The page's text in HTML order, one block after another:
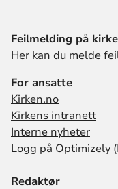
Feilmelding på
Her kan du melde
For ansatte
Kirken.no
Kirkens intranett
Interne nyheter
Logg på Optimizely
Redaktør